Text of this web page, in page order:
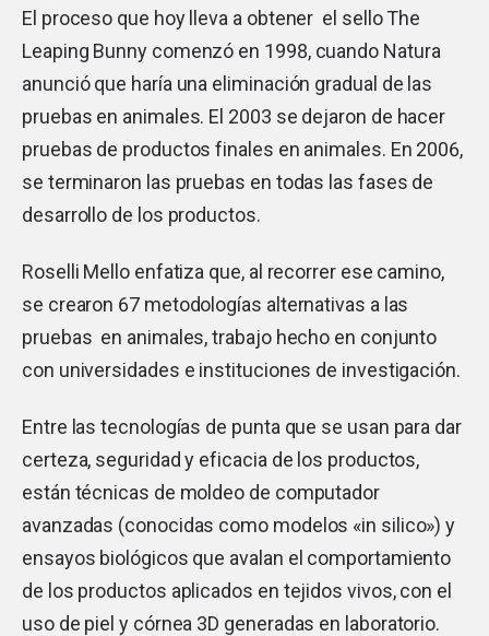
El proceso que hoy lleva a obtener el sello The
Leaping Bunny comenzó en 1998, cuando Natura
anunció que haría una eliminación gradual de las
pruebas en animales. El 2003 se dejaron de hacer
pruebas de productos finales en animales. En 2006,
se terminaron las pruebas en todas las fases de
desarrollo de los productos.
Roselli Mello enfatiza que, al recorrer ese camino,
se crearon 67 metodologías alternativas a las
pruebas en animales, trabajo hecho en conjunto
con universidades e instituciones de investigación.
Entre las tecnologías de punta que se usan para dar
certeza, seguridad y eficacia de los productos,
están técnicas de moldeo de computador
avanzadas (conocidas como modelos «in silico») y
ensayos biológicos que avalan el comportamiento
de los productos aplicados en tejidos vivos, con el
uso de piel y córnea 3D generadas en laboratorio.